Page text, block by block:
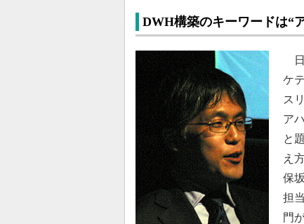
DWH構築のキーワードは“
日
ケ
ス
ア
と
え
保
担
門